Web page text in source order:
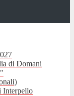
di Domani
Interpello